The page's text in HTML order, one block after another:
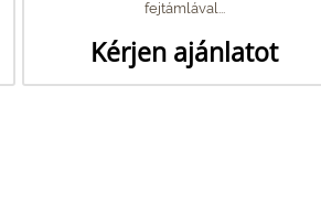
fejtámlával...
Kérjen ajánlatot